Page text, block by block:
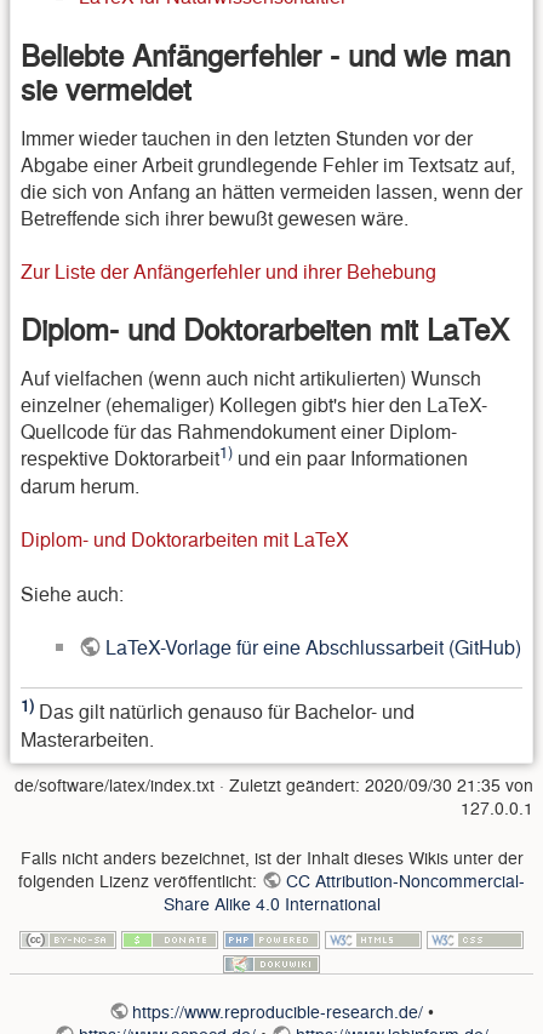
Beliebte Anfängerfehler - und wie man
sie vermeidet
Immer wieder tauchen in den letzten Stunden vor der
Abgabe einer Arbeit grundlegende Fehler im Textsatz auf,
die sich von Anfang an hätten vermeiden lassen, wenn der
Betreffende sich ihrer bewußt gewesen wäre.
Zur Liste der Anfängerfehler und ihrer Behebung
Diplom- und Doktorarbeiten mit LaTeX
Auf vielfachen (wenn auch nicht artikulierten) Wunsch
einzelner (ehemaliger) Kollegen gibt's hier den LaTeX-
Quellcode für das Rahmendokument einer Diplom-
respektive Doktorarbeit1) und ein paar Informationen
darum herum.
Diplom- und Doktorarbeiten mit LaTeX
Siehe auch:
LaTeX-Vorlage für eine Abschlussarbeit (GitHub)
1) Das gilt natürlich genauso für Bachelor- und
Masterarbeiten.
de/software/latex/index.txt · Zuletzt geändert: 2020/09/30 21:35 von
127.0.0.1
Falls nicht anders bezeichnet, ist der Inhalt dieses Wikis unter der
folgenden Lizenz veröffentlicht:
CC Attribution-Noncommercial-
Share Alike 4.0 International
https://www.reproducible-research.de/ •